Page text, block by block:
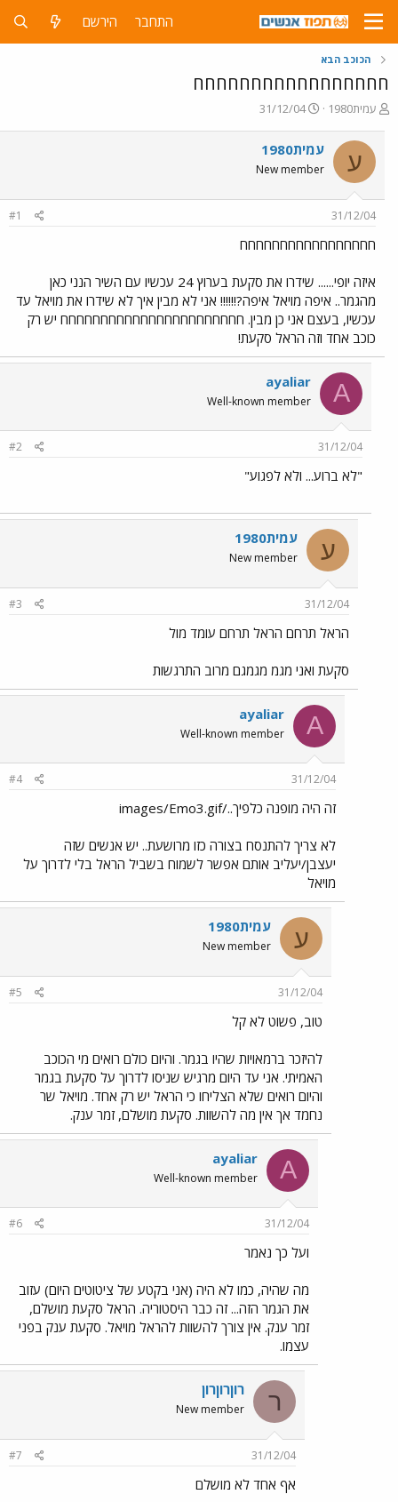
התחבר הירשם
הכוכב הבא
חחחחחחחחחחחחחחחחח
פ
ח
ה
ו
ש
עמית1980
פ
ס
ם
ת
י
31/12/04
ע עמית1980
New member
31/12/04
#1
חחחחחחחחחחחחחחחחח
איזה יופי...... שידרו את סקעת בערוץ 24 עכשיו עם השיר הנני כאן
מהגמר.. איפה מויאל איפה?!!!!!! אני לא מבין איך לא שידרו את מויאל עד
עכשיו, בעצם אני כן מבין. חחחחחחחחחחחחחחחחחחחחחחח יש רק
כוכב אחד וזה הראל סקעת!
A
ayaliar
Well-known member
31/12/04
#2
"לא ברוע... ולא לפגוע"
ע עמית1980
New member
31/12/04
#3
הראל תרחם הראל תרחם עומד מול
סקעת ואני מגמ מגמגם מרוב התרגשות
A
ayaliar
Well-known member
31/12/04
#4
זה היה מופנה כלפיך../images/Emo3.gif
לא צריך להתנסח בצורה כזו מרושעת.. יש אנשים שזה
יעצבן/יעליב אותם אפשר לשמוח בשביל הראל בלי לדרוך על
מויאל
ע עמית1980
New member
31/12/04
#5
טוב, פשוט לא קל
להיזכר ברמאויות שהיו בגמר. והיום כולם רואים מי הכוכב
האמיתי. אני עד היום מרגיש שניסו לדרוך על סקעת בגמר
והיום רואים שלא הצליחו כי הראל יש רק אחד. מויאל שר
נחמד אך אין מה להשוות. סקעת מושלם, זמר ענק.
A
ayaliar
Well-known member
31/12/04
#6
ועל כך נאמר
מה שהיה, כמו לא היה (אני בקטע של ציטוטים היום) עזוב
את הגמר הזה... זה כבר היסטוריה. הראל סקעת מושלם,
זמר ענק. אין צורך להשוות להראל מויאל. סקעת ענק בפני
עצמו.
ר רוןרוןרון
New member
31/12/04
#7
אף אחד לא מושלם